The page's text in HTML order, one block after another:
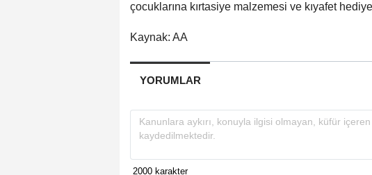
çocuklarına kırtasiye malzemesi ve kıyafet
Kaynak: AA
YORUMLAR